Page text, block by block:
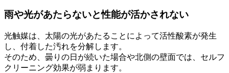
雨や光があたらないと性能が活かされない
光触媒は、太陽の光があたることによって活性酸素が発生
し、付着した汚れを分解します。
そのため、曇りの日が続いた場合や北側の壁面では、セルフ
クリーニング効果が弱まります。